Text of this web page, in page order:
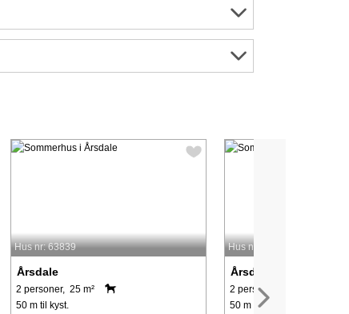
Hus nr: 63839
Årsdale
2 personer, 25 m²
50 m til kyst.
Hus nr: 63835
Årsdale
2 personer, 25 m²
50 m til kyst.